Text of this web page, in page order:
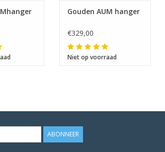
Gouden AUM hanger
€329,00
Niet op voorraad
ABONNEER